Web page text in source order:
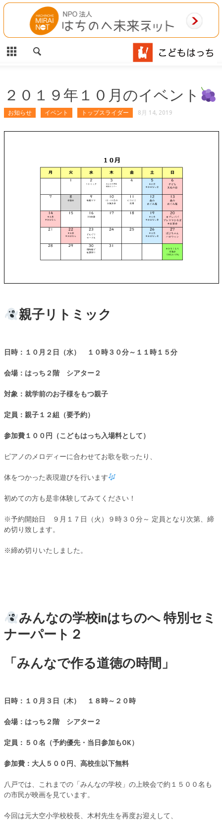
CLOSE
HOME
相談事業
２０１９年１０月のイベント
お知らせ イベント トップスライダー 8月 14, 2019
親子リトミック
日時：１０月２日（水） １０時３０分～１１時１５分
会場：はっち２階 シアター２
対象：就学前のお子様をもつ親子
定員：親子１２組（要予約）
参加費１００円（こどもはっち入場料として）
ピアノのメロディーに合わせてお歌を歌ったり、
体をつかった表現遊びを行います
初めての方も是非体験してみてください！
※予約開始日 ９月１７日（火）９時３０分～ 定員となり次第、締
め切り致します。
※締め切りいたしました。
みんなの学校inはちのへ 特別セミ
ナーパート２
「みんなで作る道徳の時間」
日時：１０月３日（木） １８時～２０時
会場：はっち２階 シアター２
定員：５０名（予約優先・当日参加もOK）
参加費：大人５００円、高校生以下無料
八戸では、これまでの「みんなの学校」の上映会で約１５００名も
の市民が映画を見ています。
今回は元大空小学校校長、木村先生を再度お迎えして、